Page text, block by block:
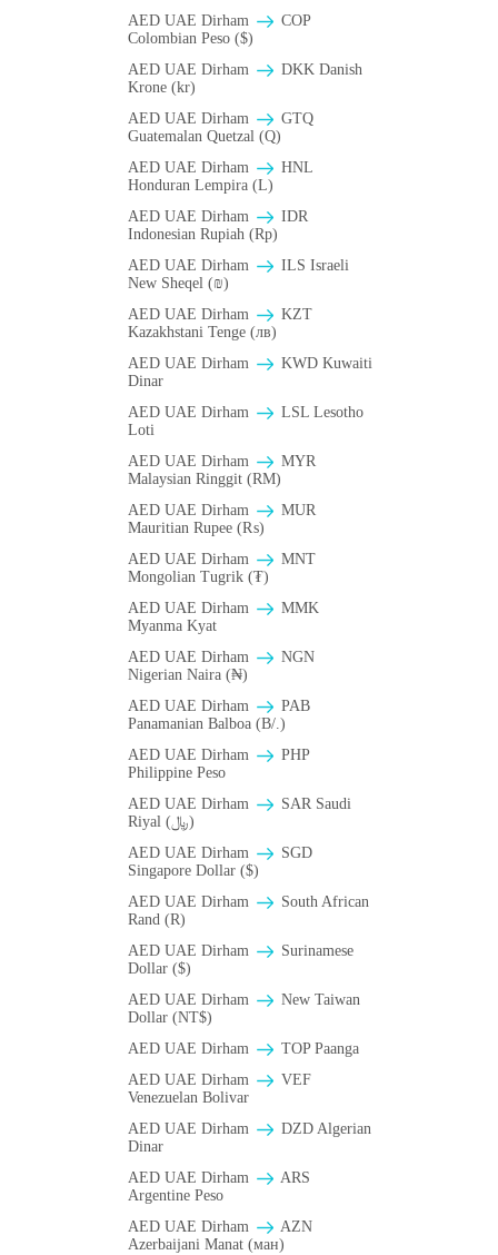
AED UAE Dirham
COP
Colombian Peso ($)
AED UAE Dirham
DKK Danish
Krone (kr)
AED UAE Dirham
GTQ
Guatemalan Quetzal (Q)
AED UAE Dirham
HNL
Honduran Lempira (L)
AED UAE Dirham
IDR
Indonesian Rupiah (Rp)
AED UAE Dirham
ILS Israeli
New Sheqel (₪)
AED UAE Dirham
KZT
Kazakhstani Tenge (лв)
AED UAE Dirham
KWD Kuwaiti
Dinar
AED UAE Dirham
LSL Lesotho
Loti
AED UAE Dirham
MYR
Malaysian Ringgit (RM)
AED UAE Dirham
MUR
Mauritian Rupee (₨)
AED UAE Dirham
MNT
Mongolian Tugrik (₮)
AED UAE Dirham
MMK
Myanma Kyat
AED UAE Dirham
NGN
Nigerian Naira (₦)
AED UAE Dirham
PAB
Panamanian Balboa (B/.)
AED UAE Dirham
PHP
Philippine Peso
AED UAE Dirham
SAR Saudi
Riyal (﷼)
AED UAE Dirham
SGD
Singapore Dollar ($)
AED UAE Dirham
South African
Rand (R)
AED UAE Dirham
Surinamese
Dollar ($)
AED UAE Dirham
New Taiwan
Dollar (NT$)
AED UAE Dirham
TOP Paanga
AED UAE Dirham
VEF
Venezuelan Bolivar
AED UAE Dirham
DZD Algerian
Dinar
AED UAE Dirham
ARS
Argentine Peso
AED UAE Dirham
AZN
Azerbaijani Manat (ман)